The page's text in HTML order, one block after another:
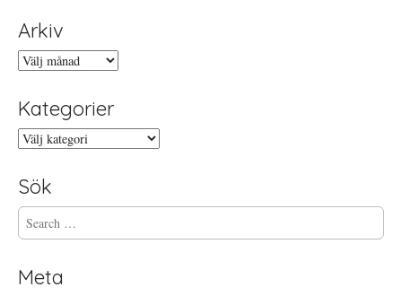
Arkiv
Arkiv
Kategorier
Kategorier
Sök
S
e
r
cMeta